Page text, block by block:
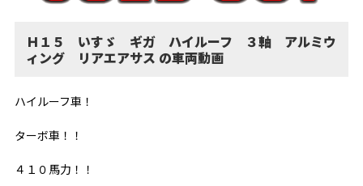
Ｈ１５ いすゞ ギガ ハイルーフ ３軸 アルミウ
ィング リアエアサス の車両動画
ハイルーフ車！
ターボ車！！
４１０馬力！！